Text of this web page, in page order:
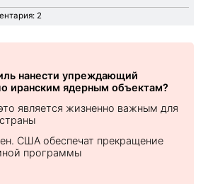
2
нанести упреждающий
иранским ядерным объектам?
является жизненно важным для
США обеспечат прекращение
программы